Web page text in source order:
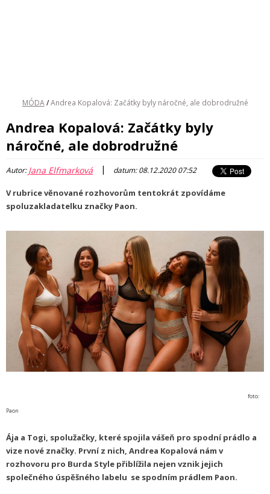
MÓDA / Andrea Kopalová: Začátky byly náročné, ale dobrodružné
Andrea Kopalová: Začátky byly
náročné, ale dobrodružné
Autor:Jana Elfmarková | datum: 08.12.2020 07:52
V rubrice věnované rozhovorům tentokrát zpovídáme
spoluzakladatelku značky Paon.
foto:
Paon
Ája a Togi, spolužačky, které spojila vášeň pro spodní prádlo a
vize nové značky. První z nich, Andrea Kopalová nám v
rozhovoru pro Burda Style přiblížila nejen vznik jejich
společného úspěšného labelu se spodním prádlem Paon.